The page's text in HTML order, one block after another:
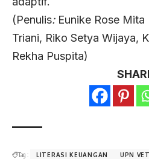
(Penulis: Eunike Rose
Triani, Riko Setya Wijaya,
Rekha Puspita)
Tag : LITERASI KEUANGAN UPN